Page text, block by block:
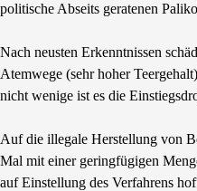
politische Abseits geratenen
Nach neusten Erkenntnissen
Atemwege (sehr hoher
nicht wenige ist es die
Auf die illegale Herstellung von
Mal mit einer geringfügigen
auf Einstellung des Verfahrens